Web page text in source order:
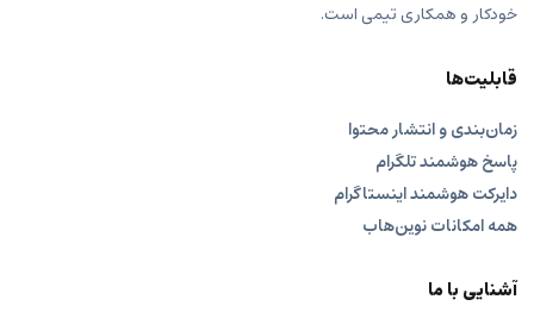
خودکار و همکاری تیمی است.
قابلیت‌ها
زمان‌بندی و انتشار محتوا
پاسخ هوشمند تلگرام
دایرکت هوشمند اینستاگرام
همه امکانات نوین‌هاب
آشنایی با ما